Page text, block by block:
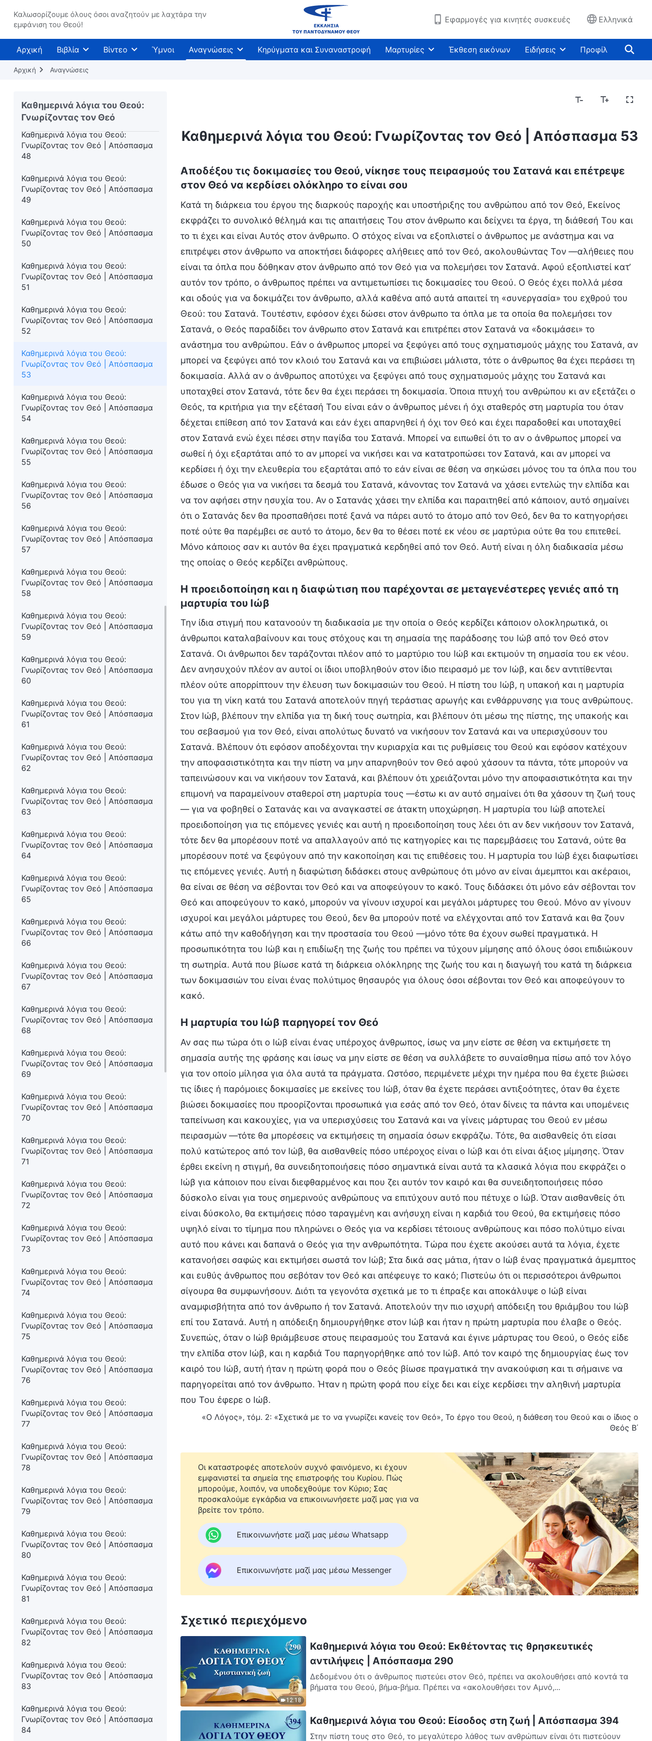
Καλωσορίζουμε όλους όσοι αναζητούν με λαχτάρα την
εμφάνιση του Θεού!
Εφαρμογές για κινητές συσκευές Ελληνικά
Αρχική Βιβλία Βίντεο Ύμνοι Αναγνώσεις Κηρύγματα και Συναναστροφή Μαρτυρίες Έκθεση εικόνων Ειδήσεις Προφίλ
Αρχική Αναγνώσεις
Καθημερινά λόγια του Θεού:
Γνωρίζοντας τον Θεό
Γνωρίζοντας τον Θεό | Απόσπασμα
45
Καθημερινά λόγια του Θεού:
Γνωρίζοντας τον Θεό | Απόσπασμα
46
Γνωρίζοντας τον Θεό | Απόσπασμα
47
Καθημερινά λόγια του Θεού:
Γνωρίζοντας τον Θεό | Απόσπασμα
48
Καθημερινά λόγια του Θεού:
Γνωρίζοντας τον Θεό | Απόσπασμα
49
Καθημερινά λόγια του Θεού:
Γνωρίζοντας τον Θεό | Απόσπασμα
50
Καθημερινά λόγια του Θεού:
Γνωρίζοντας τον Θεό | Απόσπασμα
51
Καθημερινά λόγια του Θεού:
Γνωρίζοντας τον Θεό | Απόσπασμα
52
Καθημερινά λόγια του Θεού:
Γνωρίζοντας τον Θεό | Απόσπασμα
53
Καθημερινά λόγια του Θεού:
Γνωρίζοντας τον Θεό | Απόσπασμα
54
Καθημερινά λόγια του Θεού:
Γνωρίζοντας τον Θεό | Απόσπασμα
55
Καθημερινά λόγια του Θεού:
Γνωρίζοντας τον Θεό | Απόσπασμα
56
Καθημερινά λόγια του Θεού:
Γνωρίζοντας τον Θεό | Απόσπασμα
57
Καθημερινά λόγια του Θεού:
Γνωρίζοντας τον Θεό | Απόσπασμα
58
Καθημερινά λόγια του Θεού:
Γνωρίζοντας τον Θεό | Απόσπασμα
59
Καθημερινά λόγια του Θεού:
Γνωρίζοντας τον Θεό | Απόσπασμα
60
Καθημερινά λόγια του Θεού:
Γνωρίζοντας τον Θεό | Απόσπασμα
61
Καθημερινά λόγια του Θεού:
Γνωρίζοντας τον Θεό | Απόσπασμα
62
Καθημερινά λόγια του Θεού:
Γνωρίζοντας τον Θεό | Απόσπασμα
63
Καθημερινά λόγια του Θεού:
Γνωρίζοντας τον Θεό | Απόσπασμα
64
Καθημερινά λόγια του Θεού:
Γνωρίζοντας τον Θεό | Απόσπασμα
65
Καθημερινά λόγια του Θεού:
Γνωρίζοντας τον Θεό | Απόσπασμα
66
Καθημερινά λόγια του Θεού:
Γνωρίζοντας τον Θεό | Απόσπασμα
67
Καθημερινά λόγια του Θεού:
Γνωρίζοντας τον Θεό | Απόσπασμα
68
Καθημερινά λόγια του Θεού:
Γνωρίζοντας τον Θεό | Απόσπασμα
69
Καθημερινά λόγια του Θεού:
Γνωρίζοντας τον Θεό | Απόσπασμα
70
Καθημερινά λόγια του Θεού:
Γνωρίζοντας τον Θεό | Απόσπασμα
71
Καθημερινά λόγια του Θεού:
Γνωρίζοντας τον Θεό | Απόσπασμα
72
Καθημερινά λόγια του Θεού:
Γνωρίζοντας τον Θεό | Απόσπασμα
73
Καθημερινά λόγια του Θεού:
Γνωρίζοντας τον Θεό | Απόσπασμα
74
Καθημερινά λόγια του Θεού:
Γνωρίζοντας τον Θεό | Απόσπασμα
75
Καθημερινά λόγια του Θεού:
Γνωρίζοντας τον Θεό | Απόσπασμα
76
Καθημερινά λόγια του Θεού:
Γνωρίζοντας τον Θεό | Απόσπασμα
77
Καθημερινά λόγια του Θεού:
Γνωρίζοντας τον Θεό | Απόσπασμα
78
Καθημερινά λόγια του Θεού:
Γνωρίζοντας τον Θεό | Απόσπασμα
79
Καθημερινά λόγια του Θεού:
Γνωρίζοντας τον Θεό | Απόσπασμα
80
Καθημερινά λόγια του Θεού:
Γνωρίζοντας τον Θεό | Απόσπασμα
81
Καθημερινά λόγια του Θεού:
Γνωρίζοντας τον Θεό | Απόσπασμα
82
Καθημερινά λόγια του Θεού:
Γνωρίζοντας τον Θεό | Απόσπασμα
83
Καθημερινά λόγια του Θεού:
Γνωρίζοντας τον Θεό | Απόσπασμα
84
Καθημερινά λόγια του Θεού: Γνωρίζοντας τον Θεό | Απόσπασμα 53
Αποδέξου τις δοκιμασίες του Θεού, νίκησε τους πειρασμούς του Σατανά και επέτρεψε
στον Θεό να κερδίσει ολόκληρο το είναι σου
Κατά τη διάρκεια του έργου της διαρκούς παροχής και υποστήριξης του ανθρώπου από τον Θεό, Εκείνος
εκφράζει το συνολικό θέλημά και τις απαιτήσεις Του στον άνθρωπο και δείχνει τα έργα, τη διάθεσή Του και
το τι έχει και είναι Αυτός στον άνθρωπο. Ο στόχος είναι να εξοπλιστεί ο άνθρωπος με ανάστημα και να
επιτρέψει στον άνθρωπο να αποκτήσει διάφορες αλήθειες από τον Θεό, ακολουθώντας Τον —αλήθειες που
είναι τα όπλα που δόθηκαν στον άνθρωπο από τον Θεό για να πολεμήσει τον Σατανά. Αφού εξοπλιστεί κατ’
αυτόν τον τρόπο, ο άνθρωπος πρέπει να αντιμετωπίσει τις δοκιμασίες του Θεού. Ο Θεός έχει πολλά μέσα
και οδούς για να δοκιμάζει τον άνθρωπο, αλλά καθένα από αυτά απαιτεί τη «συνεργασία» του εχθρού του
Θεού: του Σατανά. Τουτέστιν, εφόσον έχει δώσει στον άνθρωπο τα όπλα με τα οποία θα πολεμήσει τον
Σατανά, ο Θεός παραδίδει τον άνθρωπο στον Σατανά και επιτρέπει στον Σατανά να «δοκιμάσει» το
ανάστημα του ανθρώπου. Εάν ο άνθρωπος μπορεί να ξεφύγει από τους σχηματισμούς μάχης του Σατανά, αν
μπορεί να ξεφύγει από τον κλοιό του Σατανά και να επιβιώσει μάλιστα, τότε ο άνθρωπος θα έχει περάσει τη
δοκιμασία. Αλλά αν ο άνθρωπος αποτύχει να ξεφύγει από τους σχηματισμούς μάχης του Σατανά και
υποταχθεί στον Σατανά, τότε δεν θα έχει περάσει τη δοκιμασία. Όποια πτυχή του ανθρώπου κι αν εξετάζει ο
Θεός, τα κριτήρια για την εξέτασή Του είναι εάν ο άνθρωπος μένει ή όχι σταθερός στη μαρτυρία του όταν
δέχεται επίθεση από τον Σατανά και εάν έχει απαρνηθεί ή όχι τον Θεό και έχει παραδοθεί και υποταχθεί
στον Σατανά ενώ έχει πέσει στην παγίδα του Σατανά. Μπορεί να ειπωθεί ότι το αν ο άνθρωπος μπορεί να
σωθεί ή όχι εξαρτάται από το αν μπορεί να νικήσει και να κατατροπώσει τον Σατανά, και αν μπορεί να
κερδίσει ή όχι την ελευθερία του εξαρτάται από το εάν είναι σε θέση να σηκώσει μόνος του τα όπλα που του
έδωσε ο Θεός για να νικήσει τα δεσμά του Σατανά, κάνοντας τον Σατανά να χάσει εντελώς την ελπίδα και
να τον αφήσει στην ησυχία του. Αν ο Σατανάς χάσει την ελπίδα και παραιτηθεί από κάποιον, αυτό σημαίνει
ότι ο Σατανάς δεν θα προσπαθήσει ποτέ ξανά να πάρει αυτό το άτομο από τον Θεό, δεν θα το κατηγορήσει
ποτέ ούτε θα παρέμβει σε αυτό το άτομο, δεν θα το θέσει ποτέ εκ νέου σε μαρτύρια ούτε θα του επιτεθεί.
Μόνο κάποιος σαν κι αυτόν θα έχει πραγματικά κερδηθεί από τον Θεό. Αυτή είναι η όλη διαδικασία μέσω
της οποίας ο Θεός κερδίζει ανθρώπους.
Η προειδοποίηση και η διαφώτιση που παρέχονται σε μεταγενέστερες γενιές από τη
μαρτυρία του Ιώβ
Την ίδια στιγμή που κατανοούν τη διαδικασία με την οποία ο Θεός κερδίζει κάποιον ολοκληρωτικά, οι
άνθρωποι καταλαβαίνουν και τους στόχους και τη σημασία της παράδοσης του Ιώβ από τον Θεό στον
Σατανά. Οι άνθρωποι δεν ταράζονται πλέον από το μαρτύριο του Ιώβ και εκτιμούν τη σημασία του εκ νέου.
Δεν ανησυχούν πλέον αν αυτοί οι ίδιοι υποβληθούν στον ίδιο πειρασμό με τον Ιώβ, και δεν αντιτίθενται
πλέον ούτε απορρίπτουν την έλευση των δοκιμασιών του Θεού. Η πίστη του Ιώβ, η υπακοή και η μαρτυρία
του για τη νίκη κατά του Σατανά αποτελούν πηγή τεράστιας αρωγής και ενθάρρυνσης για τους ανθρώπους.
Στον Ιώβ, βλέπουν την ελπίδα για τη δική τους σωτηρία, και βλέπουν ότι μέσω της πίστης, της υπακοής και
του σεβασμού για τον Θεό, είναι απολύτως δυνατό να νικήσουν τον Σατανά και να υπερισχύσουν του
Σατανά. Βλέπουν ότι εφόσον αποδέχονται την κυριαρχία και τις ρυθμίσεις του Θεού και εφόσον κατέχουν
την αποφασιστικότητα και την πίστη να μην απαρνηθούν τον Θεό αφού χάσουν τα πάντα, τότε μπορούν να
ταπεινώσουν και να νικήσουν τον Σατανά, και βλέπουν ότι χρειάζονται μόνο την αποφασιστικότητα και την
επιμονή να παραμείνουν σταθεροί στη μαρτυρία τους —έστω κι αν αυτό σημαίνει ότι θα χάσουν τη ζωή τους
— για να φοβηθεί ο Σατανάς και να αναγκαστεί σε άτακτη υποχώρηση. Η μαρτυρία του Ιώβ αποτελεί
προειδοποίηση για τις επόμενες γενιές και αυτή η προειδοποίηση τους λέει ότι αν δεν νικήσουν τον Σατανά,
τότε δεν θα μπορέσουν ποτέ να απαλλαγούν από τις κατηγορίες και τις παρεμβάσεις του Σατανά, ούτε θα
μπορέσουν ποτέ να ξεφύγουν από την κακοποίηση και τις επιθέσεις του. Η μαρτυρία του Ιώβ έχει διαφωτίσει
τις επόμενες γενιές. Αυτή η διαφώτιση διδάσκει στους ανθρώπους ότι μόνο αν είναι άμεμπτοι και ακέραιοι,
θα είναι σε θέση να σέβονται τον Θεό και να αποφεύγουν το κακό. Τους διδάσκει ότι μόνο εάν σέβονται τον
Θεό και αποφεύγουν το κακό, μπορούν να γίνουν ισχυροί και μεγάλοι μάρτυρες του Θεού. Μόνο αν γίνουν
ισχυροί και μεγάλοι μάρτυρες του Θεού, δεν θα μπορούν ποτέ να ελέγχονται από τον Σατανά και θα ζουν
κάτω από την καθοδήγηση και την προστασία του Θεού —μόνο τότε θα έχουν σωθεί πραγματικά. Η
προσωπικότητα του Ιώβ και η επιδίωξη της ζωής του πρέπει να τύχουν μίμησης από όλους όσοι επιδιώκουν
τη σωτηρία. Αυτά που βίωσε κατά τη διάρκεια ολόκληρης της ζωής του και η διαγωγή του κατά τη διάρκεια
των δοκιμασιών του είναι ένας πολύτιμος θησαυρός για όλους όσοι σέβονται τον Θεό και αποφεύγουν το
κακό.
Η μαρτυρία του Ιώβ παρηγορεί τον Θεό
Αν σας πω τώρα ότι ο Ιώβ είναι ένας υπέροχος άνθρωπος, ίσως να μην είστε σε θέση να εκτιμήσετε τη
σημασία αυτής της φράσης και ίσως να μην είστε σε θέση να συλλάβετε το συναίσθημα πίσω από τον λόγο
για τον οποίο μίλησα για όλα αυτά τα πράγματα. Ωστόσο, περιμένετε μέχρι την ημέρα που θα έχετε βιώσει
τις ίδιες ή παρόμοιες δοκιμασίες με εκείνες του Ιώβ, όταν θα έχετε περάσει αντιξοότητες, όταν θα έχετε
βιώσει δοκιμασίες που προορίζονται προσωπικά για εσάς από τον Θεό, όταν δίνεις τα πάντα και υπομένεις
ταπείνωση και κακουχίες, για να υπερισχύσεις του Σατανά και να γίνεις μάρτυρας του Θεού εν μέσω
πειρασμών —τότε θα μπορέσεις να εκτιμήσεις τη σημασία όσων εκφράζω. Τότε, θα αισθανθείς ότι είσαι
πολύ κατώτερος από τον Ιώβ, θα αισθανθείς πόσο υπέροχος είναι ο Ιώβ και ότι είναι άξιος μίμησης. Όταν
έρθει εκείνη η στιγμή, θα συνειδητοποιήσεις πόσο σημαντικά είναι αυτά τα κλασικά λόγια που εκφράζει ο
Ιώβ για κάποιον που είναι διεφθαρμένος και που ζει αυτόν τον καιρό και θα συνειδητοποιήσεις πόσο
δύσκολο είναι για τους σημερινούς ανθρώπους να επιτύχουν αυτό που πέτυχε ο Ιώβ. Όταν αισθανθείς ότι
είναι δύσκολο, θα εκτιμήσεις πόσο ταραγμένη και ανήσυχη είναι η καρδιά του Θεού, θα εκτιμήσεις πόσο
υψηλό είναι το τίμημα που πληρώνει ο Θεός για να κερδίσει τέτοιους ανθρώπους και πόσο πολύτιμο είναι
αυτό που κάνει και δαπανά ο Θεός για την ανθρωπότητα. Τώρα που έχετε ακούσει αυτά τα λόγια, έχετε
κατανοήσει σαφώς και εκτιμήσει σωστά τον Ιώβ; Στα δικά σας μάτια, ήταν ο Ιώβ ένας πραγματικά άμεμπτος
και ευθύς άνθρωπος που σεβόταν τον Θεό και απέφευγε το κακό; Πιστεύω ότι οι περισσότεροι άνθρωποι
σίγουρα θα συμφωνήσουν. Διότι τα γεγονότα σχετικά με το τι έπραξε και αποκάλυψε ο Ιώβ είναι
αναμφισβήτητα από τον άνθρωπο ή τον Σατανά. Αποτελούν την πιο ισχυρή απόδειξη του θριάμβου του Ιώβ
επί του Σατανά. Αυτή η απόδειξη δημιουργήθηκε στον Ιώβ και ήταν η πρώτη μαρτυρία που έλαβε ο Θεός.
Συνεπώς, όταν ο Ιώβ θριάμβευσε στους πειρασμούς του Σατανά και έγινε μάρτυρας του Θεού, ο Θεός είδε
την ελπίδα στον Ιώβ, και η καρδιά Του παρηγορήθηκε από τον Ιώβ. Από τον καιρό της δημιουργίας έως τον
καιρό του Ιώβ, αυτή ήταν η πρώτη φορά που ο Θεός βίωσε πραγματικά την ανακούφιση και τι σήμαινε να
παρηγορείται από τον άνθρωπο. Ήταν η πρώτη φορά που είχε δει και είχε κερδίσει την αληθινή μαρτυρία
που Του έφερε ο Ιώβ.
«Ο Λόγος», τόμ. 2: «Σχετικά με το να γνωρίζει κανείς τον Θεό», Το έργο του Θεού, η διάθεση του Θεού και ο ίδιος ο
Θεός Β΄
Οι καταστροφές αποτελούν συχνό φαινόμενο, κι έχουν
εμφανιστεί τα σημεία της επιστροφής του Κυρίου. Πώς
μπορούμε, λοιπόν, να υποδεχθούμε τον Κύριο; Σας
προσκαλούμε εγκάρδια να επικοινωνήσετε μαζί μας για να
βρείτε τον τρόπο.
Επικοινωνήστε μαζί μας μέσω Whatsapp
Επικοινωνήστε μαζί μας μέσω Messenger
Σχετικό περιεχόμενο
12:18
Καθημερινά λόγια του Θεού: Εκθέτοντας τις θρησκευτικές
αντιλήψεις | Απόσπασμα 290
Δεδομένου ότι ο άνθρωπος πιστεύει στον Θεό, πρέπει να ακολουθήσει από κοντά τα
βήματα του Θεού, βήμα-βήμα. Πρέπει να «ακολουθήσει τον Αμνό,...
Καθημερινά λόγια του Θεού: Είσοδος στη ζωή | Απόσπασμα 394
Στην πίστη τους στο Θεό, το μεγαλύτερο λάθος των ανθρώπων είναι ότι πιστεύουν